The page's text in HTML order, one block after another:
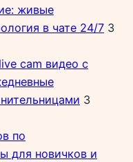
живые
в чате 24/7 3
cam видео с
3
по
для новичков и